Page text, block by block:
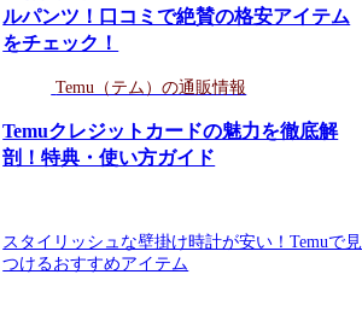
ルパンツ！口コミで絶賛の格安アイテム
をチェック！
Temu（テム）の通販情報
Temuクレジットカードの魅力を徹底解
剖！特典・使い方ガイド
スタイリッシュな壁掛け時計が安い！Temuで見
つけるおすすめアイテム